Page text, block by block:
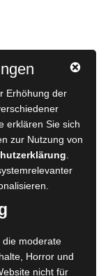
Erhöhung der
erklären Sie sich
zur Nutzung von
die moderate
Horror und
nicht für